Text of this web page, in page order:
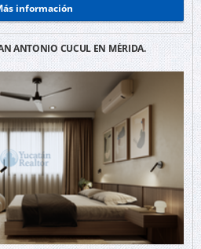
información
ANTONIO CUCUL EN MÉRIDA.